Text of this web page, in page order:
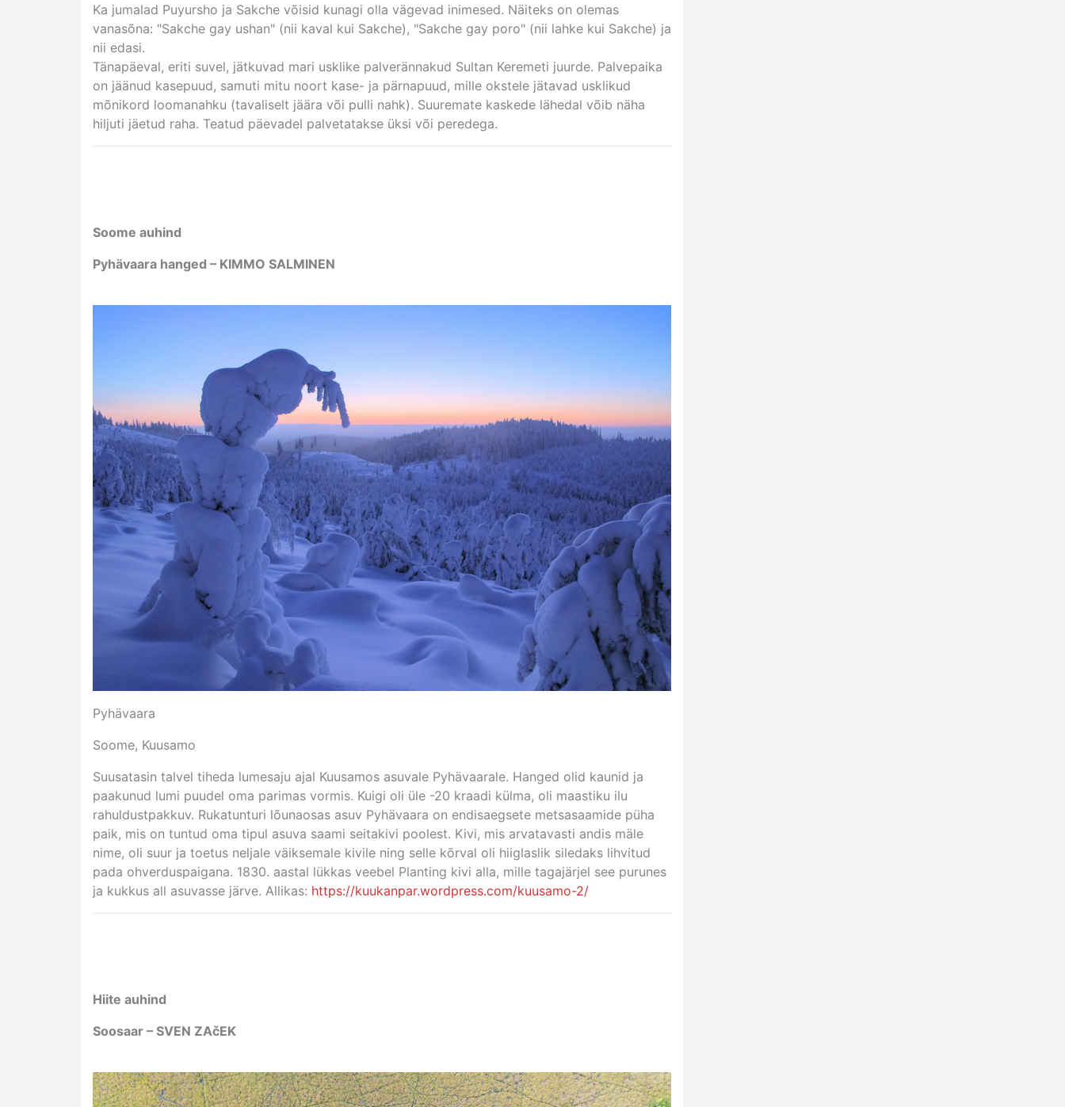
Ka jumalad Puyursho ja Sakche võisid kunagi olla vägevad inimesed. Näiteks on olemas
vanasõna: "Sakche gay ushan" (nii kaval kui Sakche), "Sakche gay poro" (nii lahke kui Sakche) ja
nii edasi.
Tänapäeval, eriti suvel, jätkuvad mari usklike palverännakud Sultan Keremeti juurde. Palvepaika
on jäänud kasepuud, samuti mitu noort kase- ja pärnapuud, mille okstele jätavad usklikud
mõnikord loomanahku (tavaliselt jäära või pulli nahk). Suuremate kaskede lähedal võib näha
hiljuti jäetud raha. Teatud päevadel palvetatakse üksi või peredega.
Soome auhind
Pyhävaara hanged – KIMMO SALMINEN
Pyhävaara
Soome, Kuusamo
Suusatasin talvel tiheda lumesaju ajal Kuusamos asuvale Pyhävaarale. Hanged olid kaunid ja
paakunud lumi puudel oma parimas vormis. Kuigi oli üle -20 kraadi külma, oli maastiku ilu
rahuldustpakkuv. Rukatunturi lõunaosas asuv Pyhävaara on endisaegsete metsasaamide püha
paik, mis on tuntud oma tipul asuva saami seitakivi poolest. Kivi, mis arvatavasti andis mäle
nime, oli suur ja toetus neljale väiksemale kivile ning selle kõrval oli hiiglaslik siledaks lihvitud
pada ohverduspaigana. 1830. aastal lükkas veebel Planting kivi alla, mille tagajärjel see purunes
ja kukkus all asuvasse järve. Allikas: https://kuukanpar.wordpress.com/kuusamo-2/
Hiite auhind
Soosaar – SVEN ZAčEK